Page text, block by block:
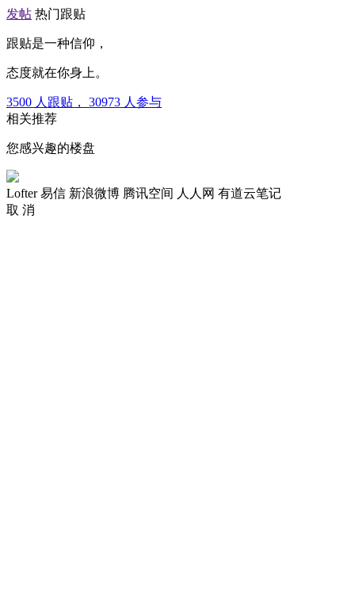
发帖 热门跟贴
跟贴是一种信仰，
态度就在你身上。
3500 人跟贴， 30973 人参与
相关推荐
您感兴趣的楼盘
Lofter 易信 新浪微博 腾讯空间 人人网 有道云笔记
取 消